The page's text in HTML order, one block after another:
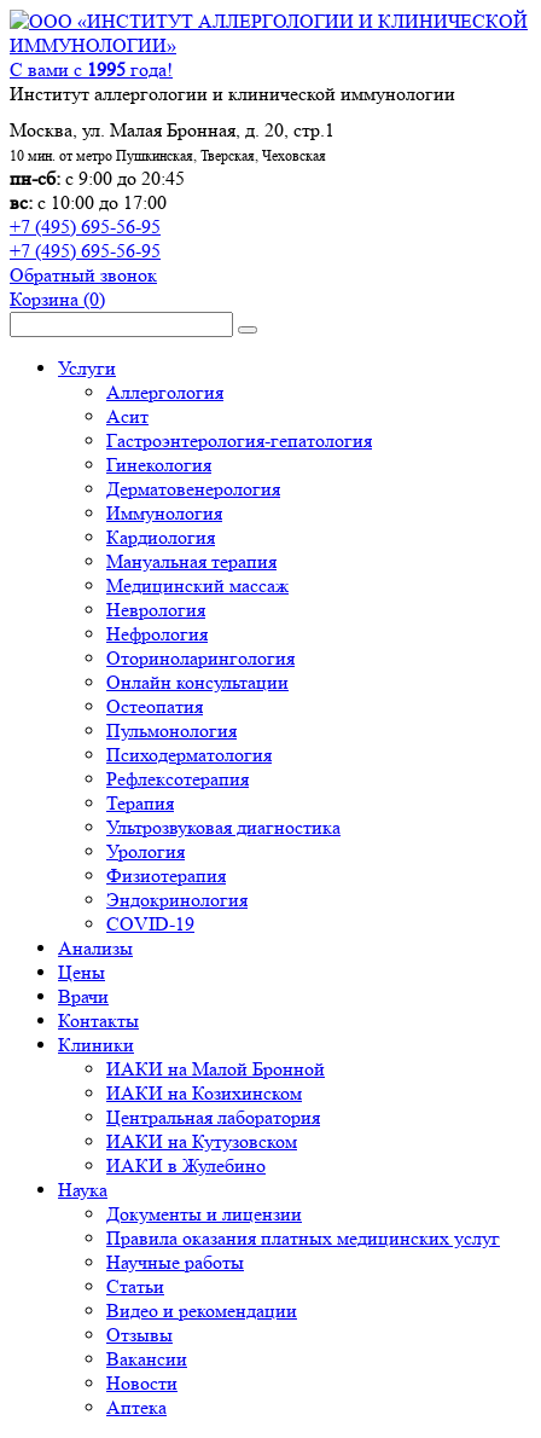
С вами с 1995 года!
Институт аллергологии и клинической иммунологии
Москва, ул. Малая Бронная, д. 20, стр.1
10 мин. от метро Пушкинская, Тверская, Чеховская
пн-сб: с 9:00 до 20:45
вс: с 10:00 до 17:00
+7 (495) 695-56-95
+7 (495) 695-56-95
Обратный звонок
Корзина (0)
Услуги
Аллергология
Асит
Гастроэнтерология-гепатология
Гинекология
Дерматовенерология
Иммунология
Кардиология
Мануальная терапия
Медицинский массаж
Неврология
Нефрология
Оториноларингология
Онлайн консультации
Остеопатия
Пульмонология
Психодерматология
Рефлексотерапия
Терапия
Ультрозвуковая диагностика
Урология
Физиотерапия
Эндокринология
COVID-19
Анализы
Цены
Врачи
Контакты
Клиники
ИАКИ на Малой Бронной
ИАКИ на Козихинском
Центральная лаборатория
ИАКИ на Кутузовском
ИАКИ в Жулебино
Наука
Документы и лицензии
Правила оказания платных медицинских услуг
Научные работы
Статьи
Видео и рекомендации
Отзывы
Вакансии
Новости
Аптека